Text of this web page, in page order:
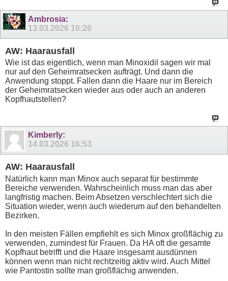
Ambrosia:
13.03.2026 10:26
AW: Haarausfall
Wie ist das eigentlich, wenn man Minoxidil sagen wir mal
nur auf den Geheimratsecken aufträgt. Und dann die
Anwendung stoppt. Fallen dann die Haare nur im Bereich
der Geheimratsecken wieder aus oder auch an anderen
Kopfhautstellen?
Kimberly:
14.03.2026 16:53
AW: Haarausfall
Natürlich kann man Minox auch separat für bestimmte
Bereiche verwenden. Wahrscheinlich muss man das aber
langfristig machen. Beim Absetzen verschlechtert sich die
Situation wieder, wenn auch wiederum auf den behandelten
Bezirken.
In den meisten Fällen empfiehlt es sich Minox großflächig zu
verwenden, zumindest für Frauen. Da HA oft die gesamte
Kopfhaut betrifft und die Haare insgesamt ausdünnen
können wenn man nicht rechtzeitig aktiv wird. Auch Mittel
wie Pantostin sollte man großflächig anwenden.